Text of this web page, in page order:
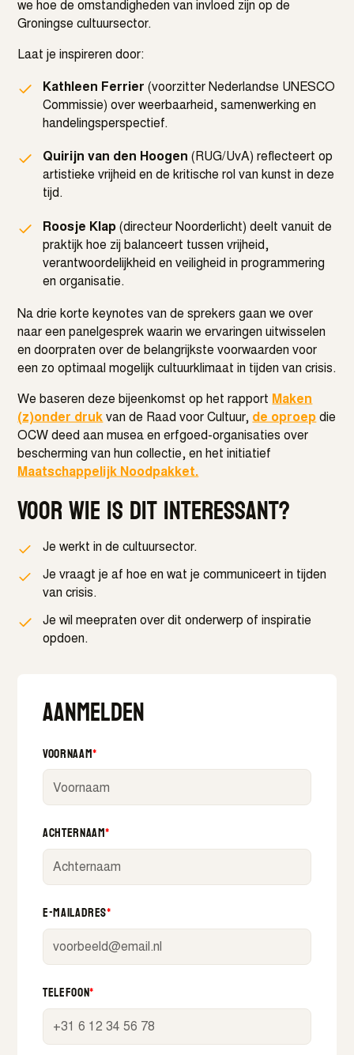
we hoe de omstandigheden van invloed zijn op de
Groningse cultuursector.
Laat je inspireren door:
Kathleen Ferrier (voorzitter Nederlandse UNESCO
Commissie) over weerbaarheid, samenwerking en
handelingsperspectief.
Quirijn van den Hoogen (RUG/UvA) reflecteert op
artistieke vrijheid en de kritische rol van kunst in deze
tijd.
Roosje Klap (directeur Noorderlicht) deelt vanuit de
praktijk hoe zij balanceert tussen vrijheid,
verantwoordelijkheid en veiligheid in programmering
en organisatie.
Na drie korte keynotes van de sprekers gaan we over
naar een panelgesprek waarin we ervaringen uitwisselen
en doorpraten over de belangrijkste voorwaarden voor
een zo optimaal mogelijk cultuurklimaat in tijden van crisis.
We baseren deze bijeenkomst op het rapport Maken
(z)onder druk van de Raad voor Cultuur, de oproep die
OCW deed aan musea en erfgoed-organisaties over
bescherming van hun collectie, en het initiatief
Maatschappelijk Noodpakket.
Voor wie is dit interessant?
Je werkt in de cultuursector.
Je vraagt je af hoe en wat je communiceert in tijden
van crisis.
Je wil meepraten over dit onderwerp of inspiratie
opdoen.
Aanmelden
Voornaam*
Achternaam*
E-mailadres*
Telefoon*